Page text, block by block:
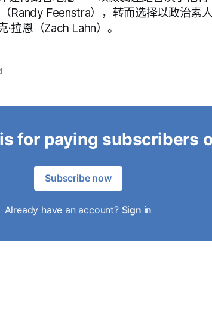
Randy Feenstra），转而选择以政治素
拉恩（Zach Lahn）。
for paying subscribers
Subscribe now
Already have an account? Sign in